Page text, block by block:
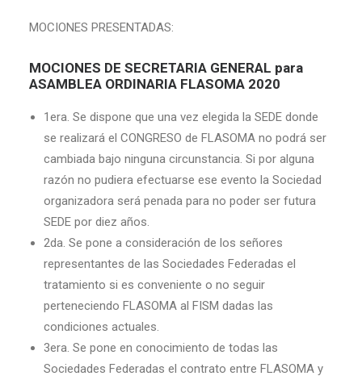
MOCIONES PRESENTADAS:
MOCIONES DE SECRETARIA GENERAL para
ASAMBLEA ORDINARIA FLASOMA 2020
1era. Se dispone que una vez elegida la SEDE donde
se realizará el CONGRESO de FLASOMA no podrá ser
cambiada bajo ninguna circunstancia. Si por alguna
razón no pudiera efectuarse ese evento la Sociedad
organizadora será penada para no poder ser futura
SEDE por diez años.
2da. Se pone a consideración de los señores
representantes de las Sociedades Federadas el
tratamiento si es conveniente o no seguir
perteneciendo FLASOMA al FISM dadas las
condiciones actuales.
3era. Se pone en conocimiento de todas las
Sociedades Federadas el contrato entre FLASOMA y